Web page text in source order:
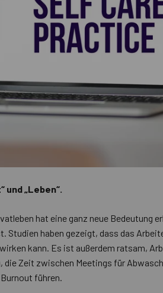
und „Leben“.
hat eine ganz neue
Studien haben gezeigt, dass das
kann. Es ist außerdem ratsam,
die Zeit zwischen Meetings für
führen.